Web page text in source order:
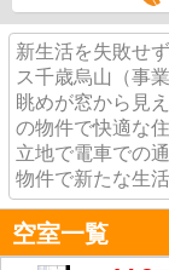
新生活を失敗せ
ス千歳烏山（事
眺めが窓から見
の物件で快適な
立地で電車での
物件で新たな生
空室一覧